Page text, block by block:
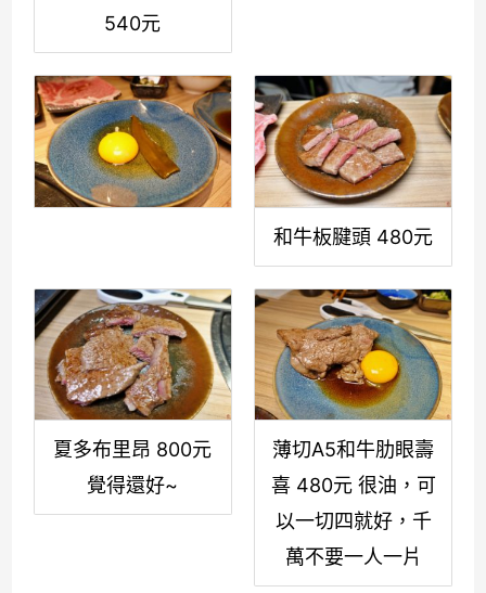
540元
和牛板腱頭 480元
夏多布里昂 800元
覺得還好~
薄切A5和牛肋眼壽
喜 480元 很油，可
以一切四就好，千
萬不要一人一片